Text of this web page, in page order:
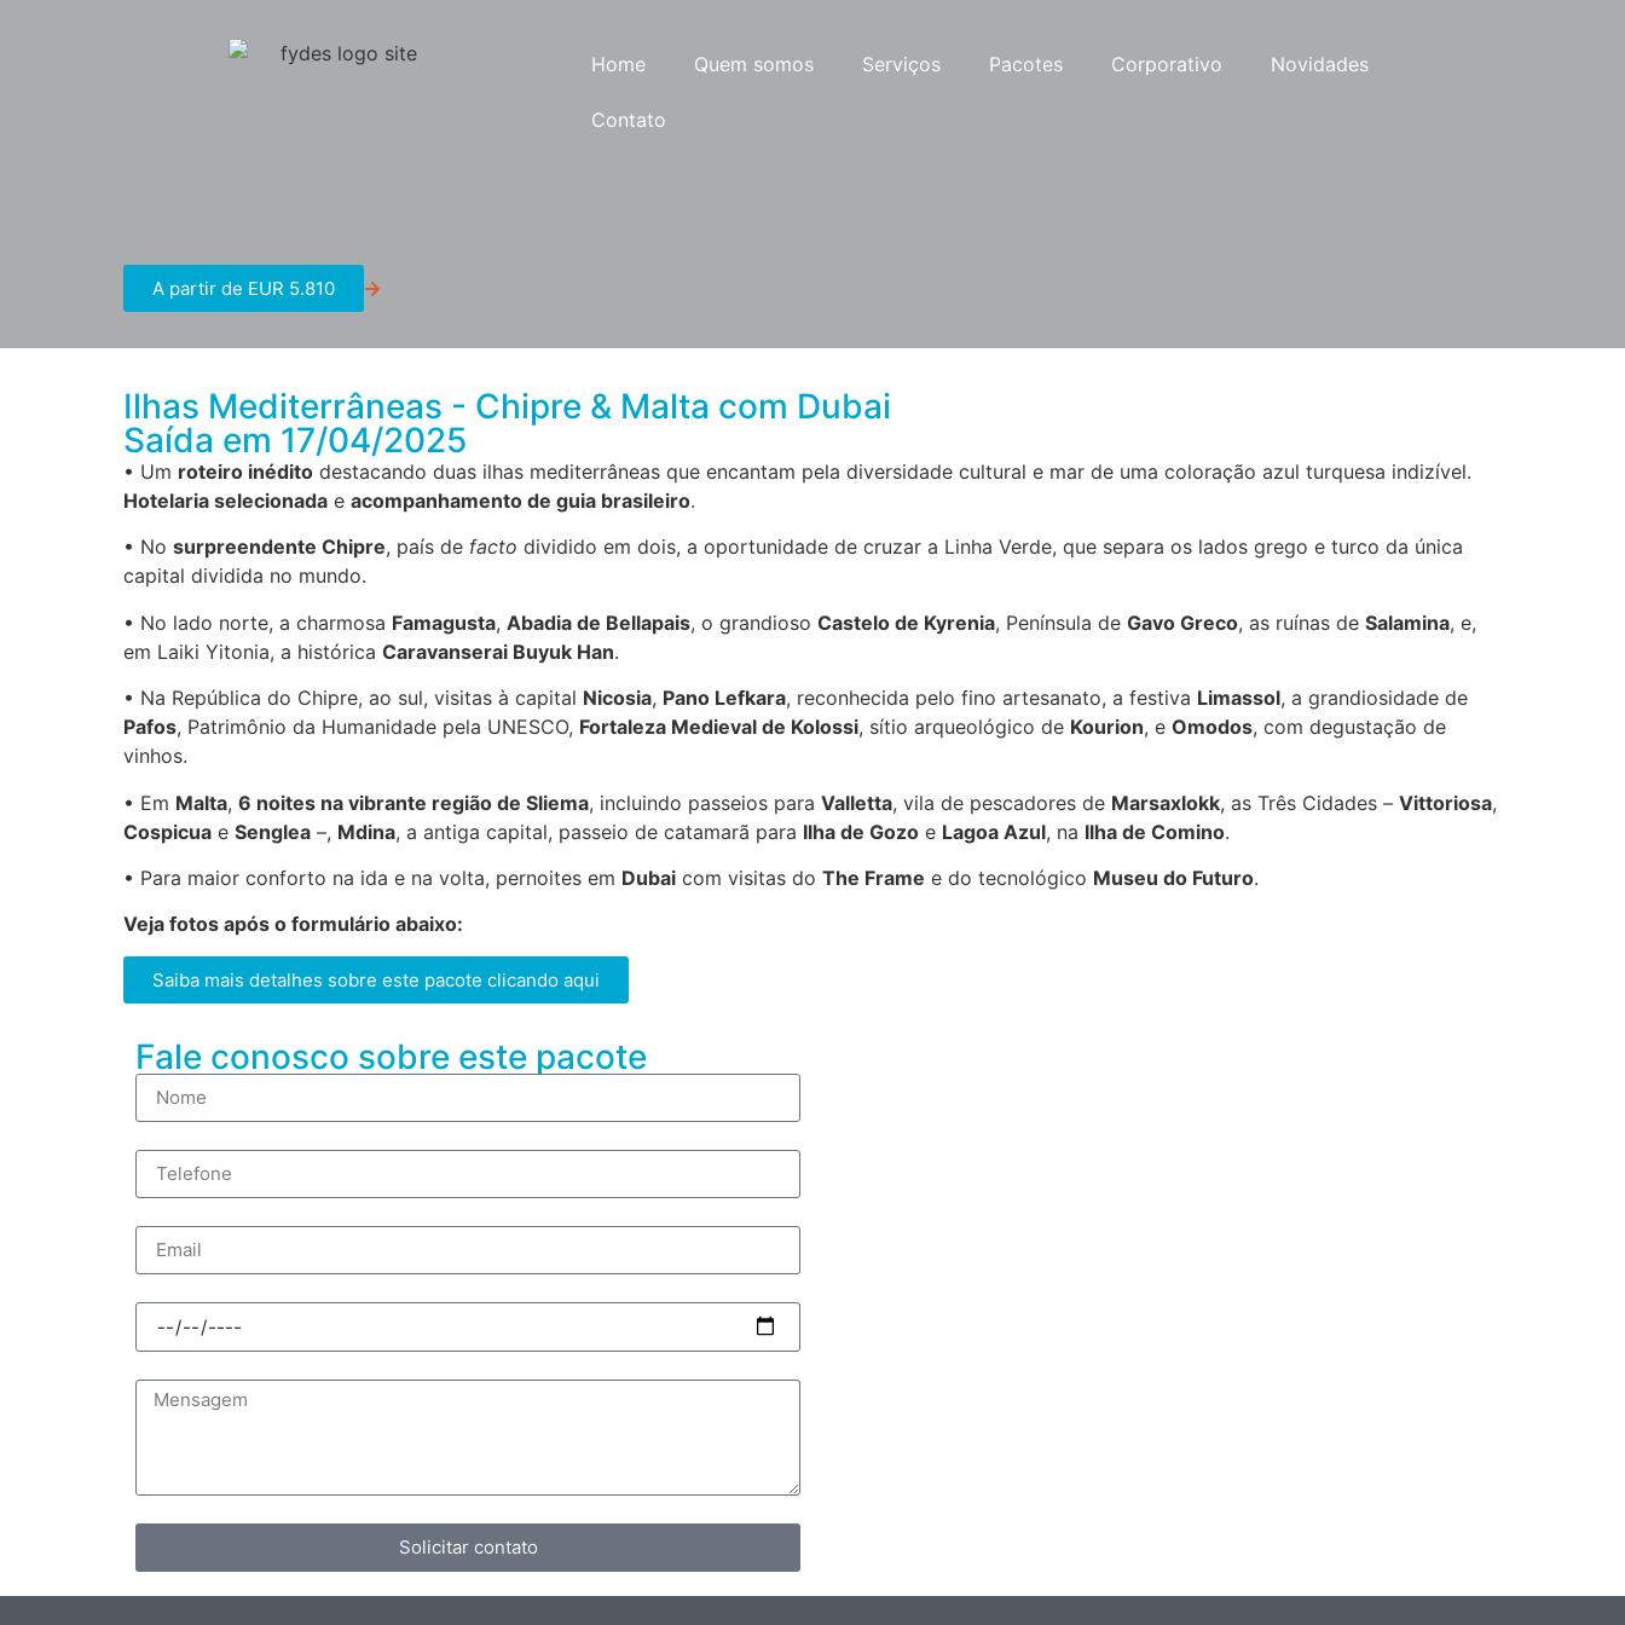
Home Quem somos Serviços Pacotes Corporativo Novidades
Contato
A partir de EUR 5.810
Ilhas Mediterrâneas - Chipre & Malta com Dubai
Saída em 17/04/2025
• Um roteiro inédito destacando duas ilhas mediterrâneas que encantam pela diversidade cultural e mar de uma coloração azul turquesa indizível.
Hotelaria selecionada e acompanhamento de guia brasileiro.
• No surpreendente Chipre, país de facto dividido em dois, a oportunidade de cruzar a Linha Verde, que separa os lados grego e turco da única
capital dividida no mundo.
• No lado norte, a charmosa Famagusta, Abadia de Bellapais, o grandioso Castelo de Kyrenia, Península de Gavo Greco, as ruínas de Salamina, e,
em Laiki Yitonia, a histórica Caravanserai Buyuk Han.
• Na República do Chipre, ao sul, visitas à capital Nicosia, Pano Lefkara, reconhecida pelo fino artesanato, a festiva Limassol, a grandiosidade de
Pafos, Patrimônio da Humanidade pela UNESCO, Fortaleza Medieval de Kolossi, sítio arqueológico de Kourion, e Omodos, com degustação de
vinhos.
• Em Malta, 6 noites na vibrante região de Sliema, incluindo passeios para Valletta, vila de pescadores de Marsaxlokk, as Três Cidades – Vittoriosa,
Cospicua e Senglea –, Mdina, a antiga capital, passeio de catamarã para Ilha de Gozo e Lagoa Azul, na Ilha de Comino.
• Para maior conforto na ida e na volta, pernoites em Dubai com visitas do The Frame e do tecnológico Museu do Futuro.
Veja fotos após o formulário abaixo:
Saiba mais detalhes sobre este pacote clicando aqui
Fale conosco sobre este pacote
Solicitar contato